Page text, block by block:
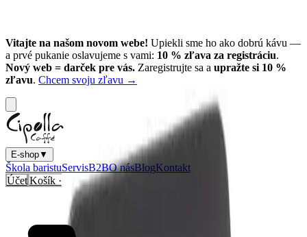
Vitajte na našom novom webe! Upiekli sme ho ako dobrú kávu —
a prvé pukanie oslavujeme s vami: 10 % zľava za registráciu.
Nový web = darček pre vás. Zaregistrujte sa a upražte si 10 %
zľavu. Chcem svoju zľavu →
E-shop▼
Škola baristuServisB2BO násBlogKontakt
Účet Košík ·